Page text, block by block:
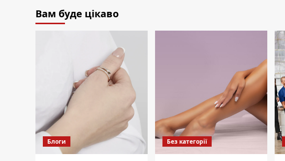
Вам буде цікаво
Блоги Без категорії